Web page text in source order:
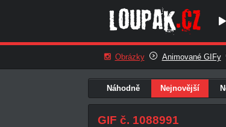
Obrázky Animované GIFy
Náhodně Nejnovější
GIF č. 1088991